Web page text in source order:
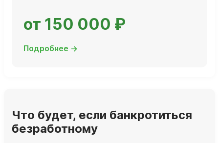
от 150 000 ₽
Подробнее →
Что будет, если банкротиться
безработному